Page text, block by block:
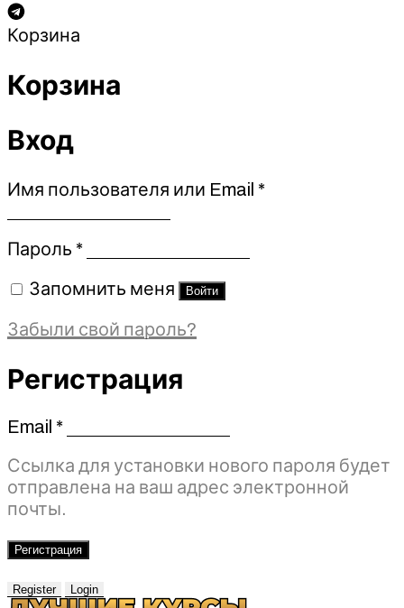
Корзина
Корзина
Вход
Имя пользователя или Email *Обязательно
Пароль *Обязательно
Запомнить меня Войти
Забыли свой пароль?
Регистрация
Email *Обязательно
Ссылка для установки нового пароля будет
отправлена ​​на ваш адрес электронной
почты.
Регистрация
Register Login